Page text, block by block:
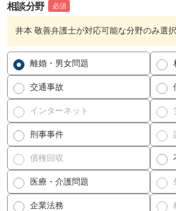
相談分野 必須
井本 敬善弁護士が対応可能な分野のみ選
離婚・男女問題
交通事故
インターネット
刑事事件
債権回収
医療・介護問題
企業法務